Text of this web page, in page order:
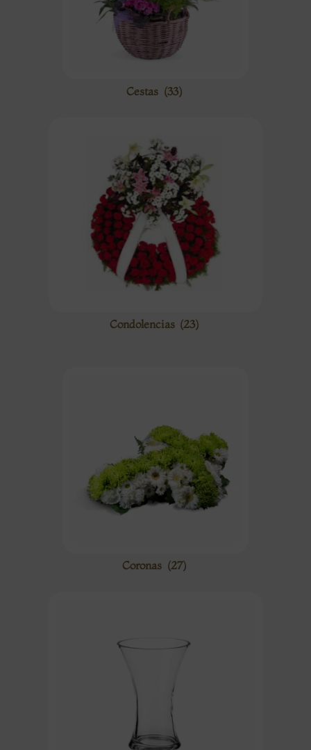
Cestas (33)
Condolencias (23)
Coronas (27)